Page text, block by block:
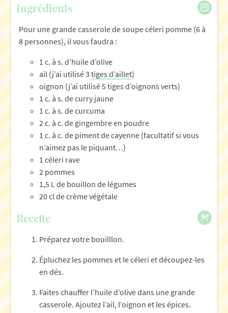
Ingrédients
Pour une grande casserole de soupe céleri pomme (6 à
8 personnes), il vous faudra :
1 c. à s. d’huile d’olive
ail (j’ai utilisé 3tiges d’aillet)
oignon (j’ai utilisé 5 tiges d’oignons verts)
1 c. à s. de curry jaune
1 c. à s. de curcuma
2 c. à c. de gingembre en poudre
1 c. à c. de piment de cayenne (facultatif si vous
n’aimez pas le piquant…)
1 céleri rave
2 pommes
1,5 L de bouillon de légumes
20 cl de crème végétale
Recette
Préparez votre bouilllon.
Épluchez les pommes et le céleri et découpez-les
en dés.
Faites chauffer l’huile d’olive dans une grande
casserole. Ajoutez l’ail, l’oignon et les épices.